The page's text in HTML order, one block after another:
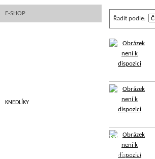
Řadit podle:
E-SHOP
KNEDLÍKY
KRŮTÍ
MARINOVANÉ
TELECÍ
HOVĚZÍ